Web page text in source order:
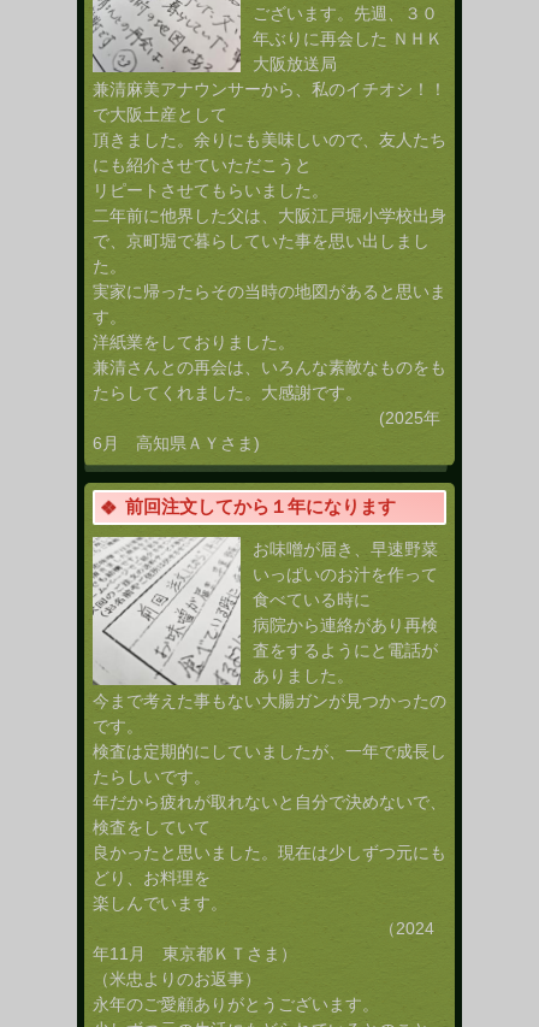
ございます。先週、３０
年ぶりに再会した ＮＨＫ
大阪放送局
兼清麻美アナウンサーから、私のイチオシ！！
で大阪土産として
頂きました。余りにも美味しいので、友人たち
にも紹介させていただこうと
リピートさせてもらいました。
二年前に他界した父は、大阪江戸堀小学校出身
で、京町堀で暮らしていた事を思い出しまし
た。
実家に帰ったらその当時の地図があると思いま
す。
洋紙業をしておりました。
兼清さんとの再会は、いろんな素敵なものをも
たらしてくれました。大感謝です。
(2025年
6月 高知県ＡＹさま)
前回注文してから１年になります
お味噌が届き、早速野菜
いっぱいのお汁を作って
食べている時に
病院から連絡があり再検
査をするようにと電話が
ありました。
今まで考えた事もない大腸ガンが見つかったの
です。
検査は定期的にしていましたが、一年で成長し
たらしいです。
年だから疲れが取れないと自分で決めないで、
検査をしていて
良かったと思いました。現在は少しずつ元にも
どり、お料理を
楽しんでいます。
（2024
年11月 東京都ＫＴさま）
（米忠よりのお返事）
永年のご愛顧ありがとうございます。